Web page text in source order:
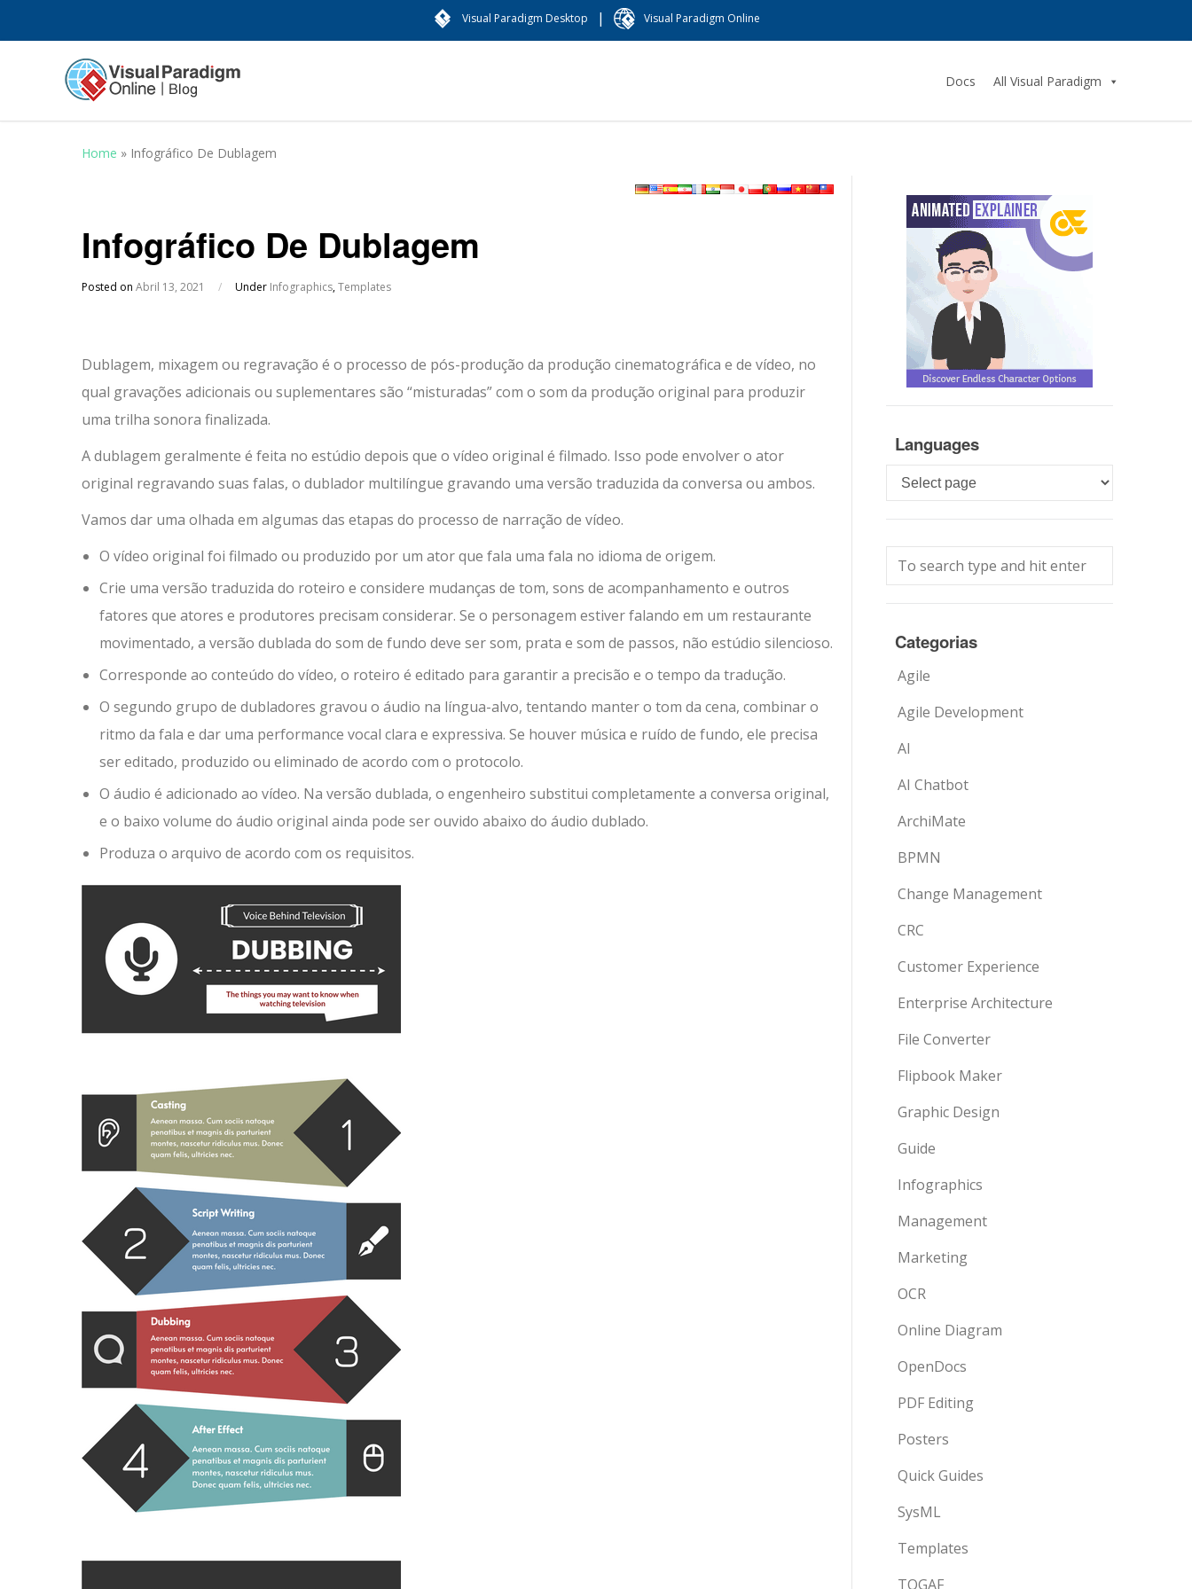
Visual Paradigm Desktop | Visual Paradigm Online
Docs All Visual Paradigm
Home » Infográfico De Dublagem
Infográfico De Dublagem
Posted on Abril 13, 2021 / Under Infographics,Templates
Dublagem, mixagem ou regravação é o processo de pós-produção da produção cinematográfica e de vídeo, no
qual gravações adicionais ou suplementares são “misturadas” com o som da produção original para produzir
uma trilha sonora finalizada.
A dublagem geralmente é feita no estúdio depois que o vídeo original é filmado. Isso pode envolver o ator
original regravando suas falas, o dublador multilíngue gravando uma versão traduzida da conversa ou ambos.
Vamos dar uma olhada em algumas das etapas do processo de narração de vídeo.
O vídeo original foi filmado ou produzido por um ator que fala uma fala no idioma de origem.
Crie uma versão traduzida do roteiro e considere mudanças de tom, sons de acompanhamento e outros
fatores que atores e produtores precisam considerar. Se o personagem estiver falando em um restaurante
movimentado, a versão dublada do som de fundo deve ser som, prata e som de passos, não estúdio silencioso.
Corresponde ao conteúdo do vídeo, o roteiro é editado para garantir a precisão e o tempo da tradução.
O segundo grupo de dubladores gravou o áudio na língua-alvo, tentando manter o tom da cena, combinar o
ritmo da fala e dar uma performance vocal clara e expressiva. Se houver música e ruído de fundo, ele precisa
ser editado, produzido ou eliminado de acordo com o protocolo.
O áudio é adicionado ao vídeo. Na versão dublada, o engenheiro substitui completamente a conversa original,
e o baixo volume do áudio original ainda pode ser ouvido abaixo do áudio dublado.
Produza o arquivo de acordo com os requisitos.
Languages
Languages
Categorias
Agile
Agile Development
AI
AI Chatbot
ArchiMate
BPMN
Change Management
CRC
Customer Experience
Enterprise Architecture
File Converter
Flipbook Maker
Graphic Design
Guide
Infographics
Management
Marketing
OCR
Online Diagram
OpenDocs
PDF Editing
Posters
Quick Guides
SysML
Templates
TOGAF